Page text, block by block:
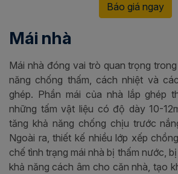
Báo giá ngay
Mái nhà
Mái nhà đóng vai trò quan trọng
năng chống thấm, cách nhiệt và
ghép. Phần mái của nhà lắp ghép
những tấm vật liệu có độ dày 10-
tăng khả năng chống chịu trước
Ngoài ra, thiết kế nhiều lớp xếp
chế tình trạng mái nhà bị thấm nước,
khả năng cách âm cho căn nhà, tạo